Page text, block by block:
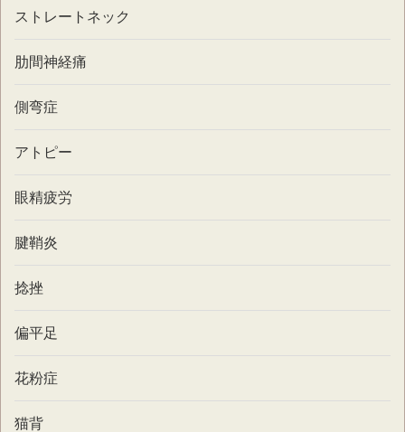
ストレートネック
肋間神経痛
側弯症
アトピー
眼精疲労
腱鞘炎
捻挫
偏平足
花粉症
猫背